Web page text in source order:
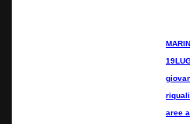
aree